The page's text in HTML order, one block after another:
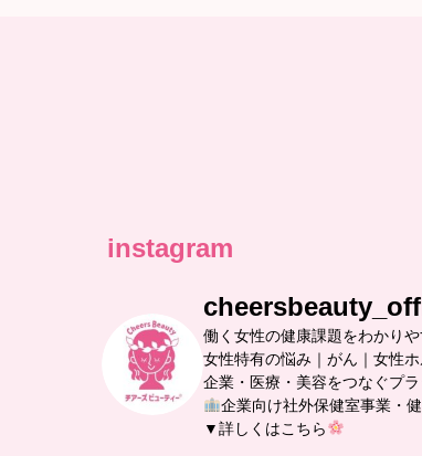
instagram
働く女性の健康課題をわかり
女性特有の悩み｜がん｜女性
企業・医療・美容をつなぐプ
企業向け社外保健室事業・
▼詳しくはこちら